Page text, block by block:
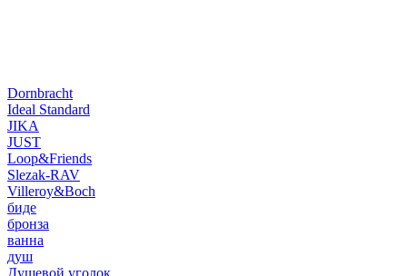
Dornbracht
Ideal Standard
JIKA
JUST
Loop&Friends
Slezak-RAV
Villeroy&Boch
биде
бронза
ванна
душ
Душевой уголок